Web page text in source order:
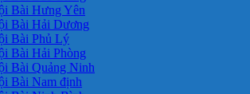
Bài Hưng Yên
Bài Hải Dương
Bài Phủ Lý
Bài Hải Phòng
Bài Quảng Ninh
Bài Nam định